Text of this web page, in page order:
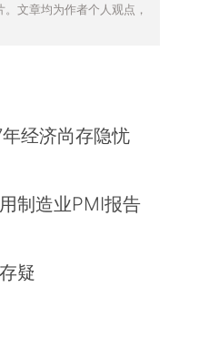
文章均为作者个人观点，
经济尚存隐忧
制造业PMI报告
疑